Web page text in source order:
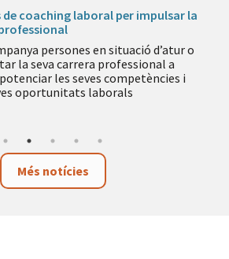
de coaching laboral per impulsar la
persones en situació d’atur o
la seva carrera professional a
les seves competències i
oportunitats laborals
Més notícies